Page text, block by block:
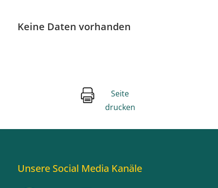
Keine Daten vorhanden
Seite
drucken
Unsere Social Media Kanäle